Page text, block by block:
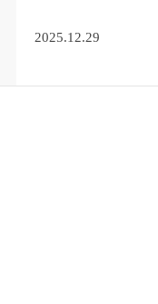
2025.12.29